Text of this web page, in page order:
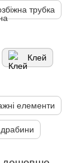
трубка
Клей
елементи